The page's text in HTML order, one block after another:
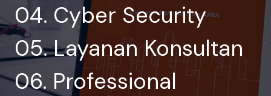
04. Cyber Security
05. Layanan Konsultan
06. Professional